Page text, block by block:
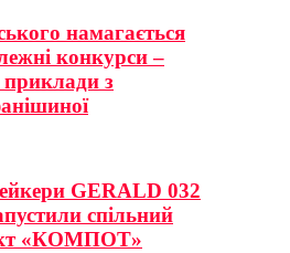
намагається
конкурси –
приклади з
GERALD 032
спільний
«КОМПОТ»